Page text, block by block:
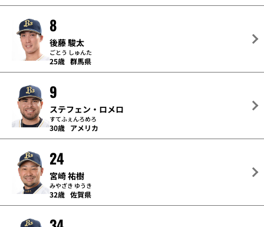
8
後藤 駿太
ごとう しゅんた
25歳 群馬県
9
ステフェン・ロメロ
すてふぇんろめろ
30歳 アメリカ
24
宮崎 祐樹
みやざき ゆうき
32歳 佐賀県